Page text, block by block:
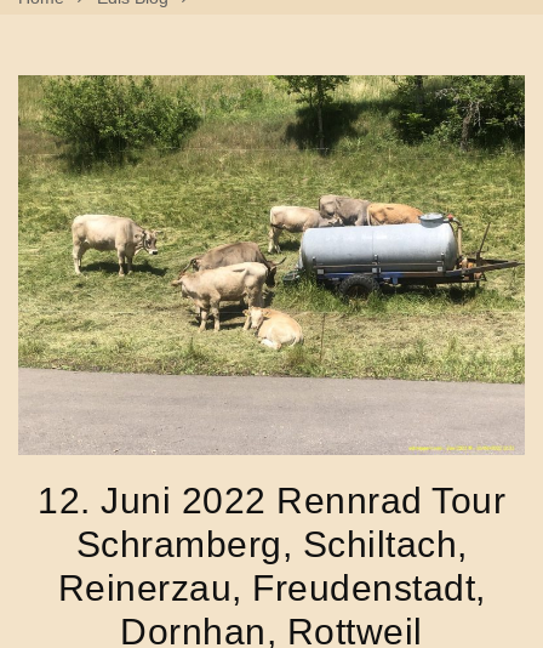
12. Juni 2022 Rennrad Tour
Schramberg, Schiltach,
Reinerzau, Freudenstadt,
Dornhan, Rottweil